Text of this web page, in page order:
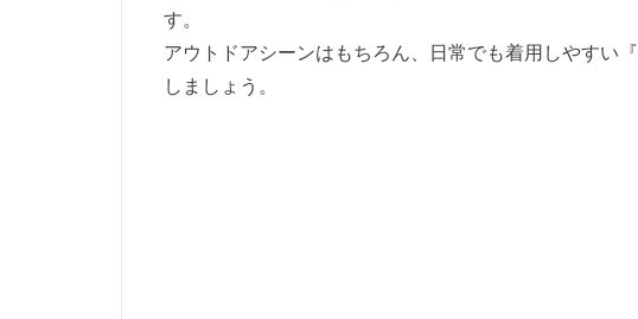
す。
アウトドアシーンはもちろん、日常でも着用しやすい『
しましょう。